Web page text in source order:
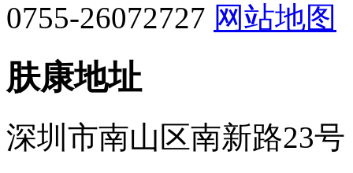
0755-26072727 网站地图
肤康地址
深圳市南山区南新路23